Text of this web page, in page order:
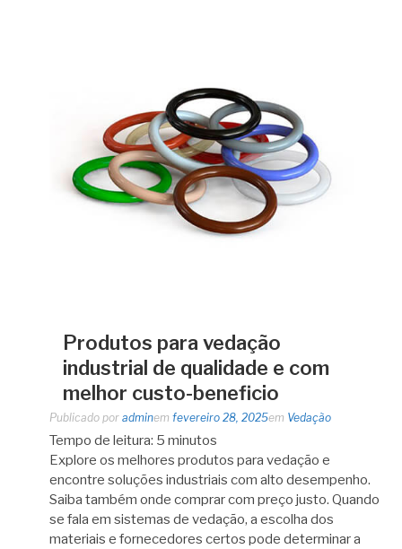
Produtos para vedação
industrial de qualidade e com
melhor custo-beneficio
Publicado por adminem fevereiro 28, 2025em Vedação
Tempo de leitura: 5 minutos
Explore os melhores produtos para vedação e
encontre soluções industriais com alto desempenho.
Saiba também onde comprar com preço justo. Quando
se fala em sistemas de vedação, a escolha dos
materiais e fornecedores certos pode determinar a